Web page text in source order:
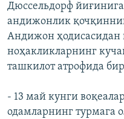
Дюссельдорф
андижонлик
Андижон ҳодисасидан
ноҳакликларнинг
ташкилот атрофида
- 13 май кунги
одамларнинг турмага